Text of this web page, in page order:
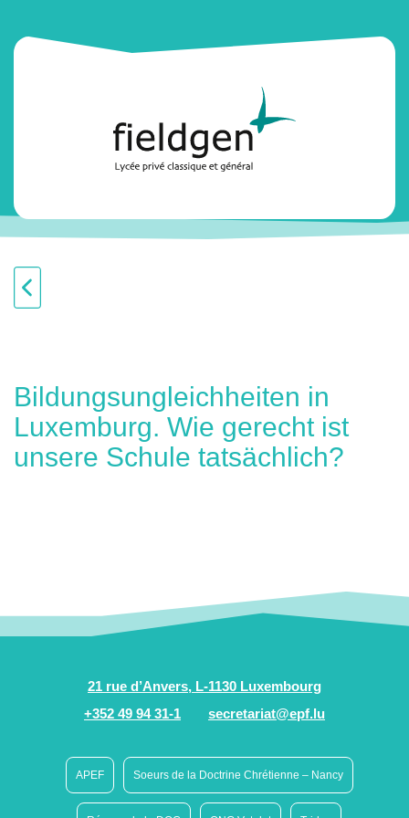
Bildungsungleichheiten in
Luxemburg. Wie gerecht ist
unsere Schule tatsächlich?
21 rue d’Anvers, L-1130 Luxembourg
+352 49 94 31-1
secretariat@epf.lu
APEF Soeurs de la Doctrine Chrétienne – Nancy